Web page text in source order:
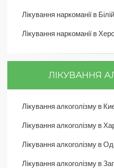
Лікування наркоманії в
Лікування наркоманії в
ЛІКУВАННЯ
Лікування алкоголізму в
Лікування алкоголізму в
Лікування алкоголізму в
Лікування алкоголізму в